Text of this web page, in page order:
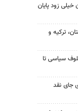
خیلی زود پایان
ترکیه و
سیاسی تا
جای نقد